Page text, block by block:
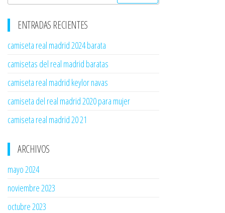
ENTRADAS RECIENTES
camiseta real madrid 2024 barata
camisetas del real madrid baratas
camiseta real madrid keylor navas
camiseta del real madrid 2020 para mujer
camiseta real madrid 20 21
ARCHIVOS
mayo 2024
noviembre 2023
octubre 2023